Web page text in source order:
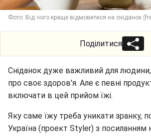
Фото: Від чого краще відмовитися на сніданок
Поділитися
Сніданок дуже важливий для людини,
про своє здоров'я. Але є певні
включати в цей прийом їжі.
Яку саме їжу треба уникати зранку,
Україна (проект Styler) з посиланням